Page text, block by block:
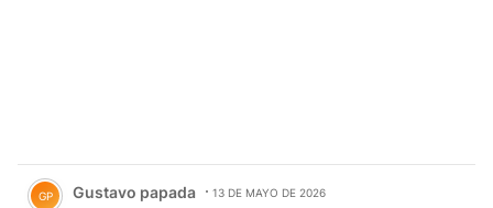
Comentario de Gustavo papada.
GP Gustavo papada 13 DE MAYO DE 2026